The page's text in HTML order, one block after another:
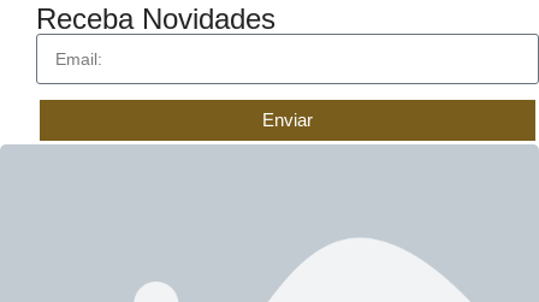
Receba Novidades
Enviar